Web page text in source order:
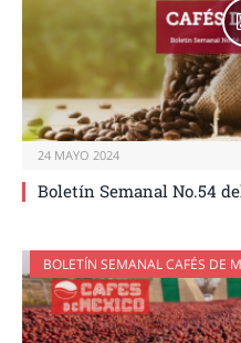
24 MAYO 2024
Boletín Semanal No.54
BOLETÍN SEMANAL CAFÉS DE